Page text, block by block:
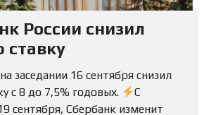
России снизил
заседании 16 сентября снизил
с 8 до 7,5% годовых.
С
сентября, Сбербанк изменит